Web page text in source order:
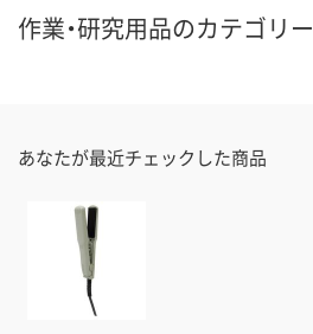
作業・研究用品のカテゴリー
あなたが最近チェックした商品